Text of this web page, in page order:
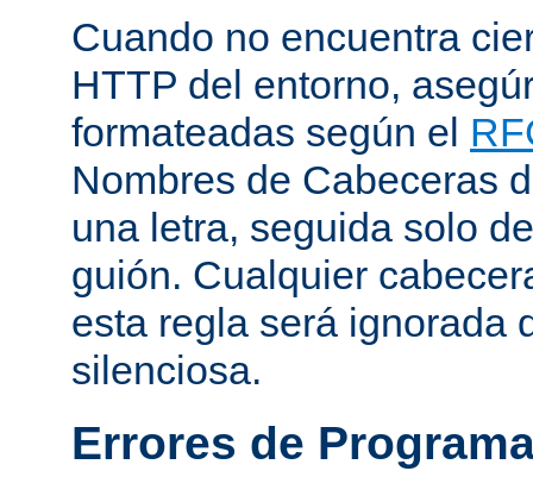
Cuando no encuentra
HTTP del entorno,
formateadas según el
Nombres de Cabeceras
una letra, seguida solo
guión. Cualquier
esta regla será ignorada
silenciosa.
Errores de